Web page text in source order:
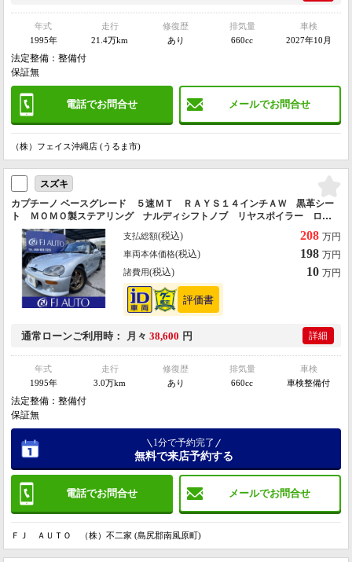
年式
1995年
走行
21.4万km
修復歴
あり
排気量
660cc
車検
2027年10月
法定整備：整備付
保証無
電話でお問合せ メールでお問合せ
（株）フェイス沖縄店 (うるま市)
スズキ
カプチーノ ベースグレード ５速ＭＴ ＲＡＹＳ１４インチＡＷ 黒革シー
ト ＭＯＭＯ製ステアリング ナルディシフトノブ リヤスポイラー ロー
ルバー タワーバー 社外マフラー 本土仕入れ
支払総額(税込) 208 万円
車両本体価格(税込) 198 万円
諸費用(税込) 10 万円
通常ローンご利用時 月々 38,600 円 詳細
年式
1995年
走行
3.0万km
修復歴
あり
排気量
660cc
車検
車検整備付
法定整備：整備付
保証無
電話でお問合せ メールでお問合せ
1分で予約完了
無料で来店予約する
ＦＪ ＡＵＴＯ （株）不二家 (島尻郡南風原町)